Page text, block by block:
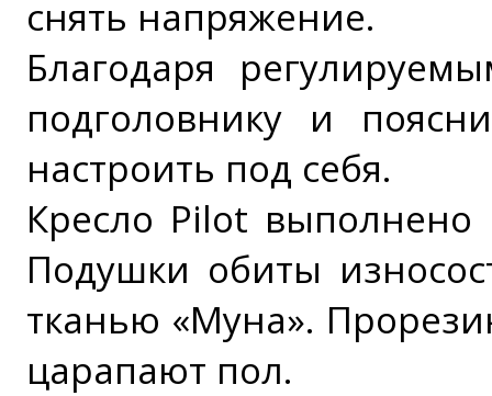
снять напряжение.
Благодаря
подголовнику и
настроить под себя.
Кресло Pilot выполнено
Подушки обиты
тканью «Муна».
царапают пол.